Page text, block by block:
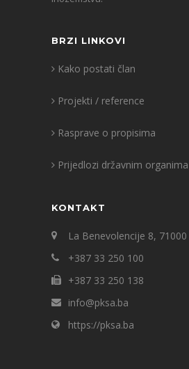
BRZI LINKOVI
Kako postati član
Projekti / reference
Rasprave o propisima
Prijedlozi državnim organima
KONTAKT
La Benevolencije 8,
+387 33 250 100
+387 33 250 138
info@pksa.ba
https://pksa.ba